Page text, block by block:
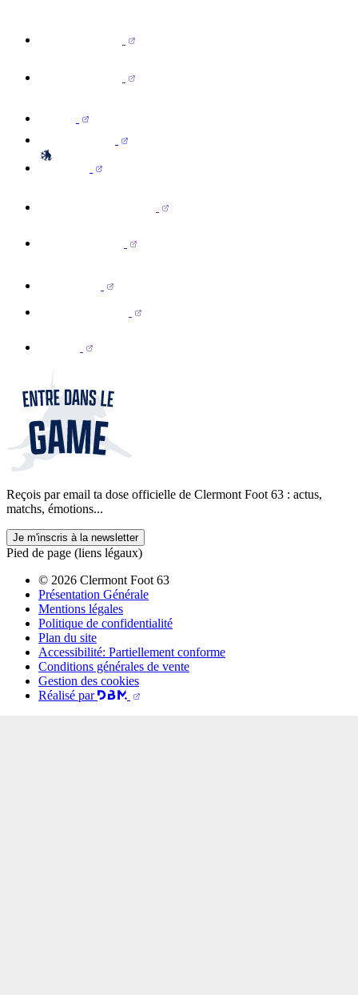
Reçois par email ta dose officielle de Clermont Foot 63 : actus,
matchs, émotions...
Je m'inscris à la newsletter
Pied de page (liens légaux)
© 2026 Clermont Foot 63
Présentation Générale
Mentions légales
Politique de confidentialité
Plan du site
Accessibilité: Partiellement conforme
Conditions générales de vente
Gestion des cookies
Réalisé par